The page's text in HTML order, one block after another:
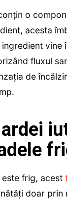
o
acesta
vine
fluxul
de
frig, acest
doar prin